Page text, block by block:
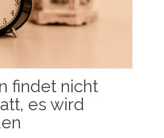
findet nicht
es wird